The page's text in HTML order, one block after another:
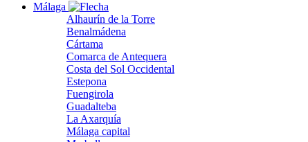
Málaga
Alhaurín de la Torre
Benalmádena
Cártama
Comarca de Antequera
Costa del Sol Occidental
Estepona
Fuengirola
Guadalteba
La Axarquía
Málaga capital